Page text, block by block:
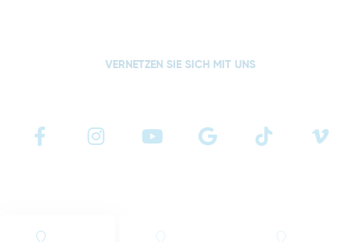
VERNETZEN SIE SICH MIT UNS